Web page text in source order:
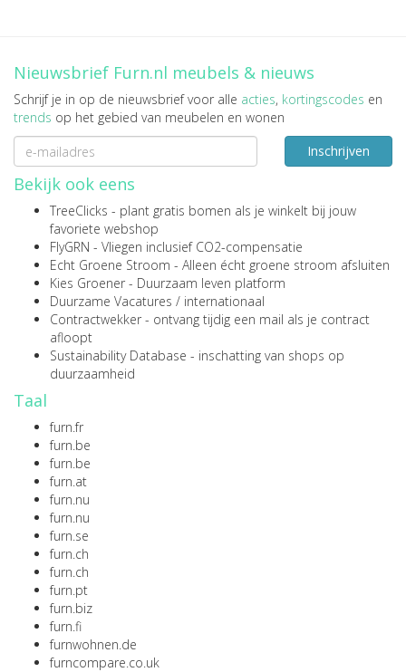
Nieuwsbrief Furn.nl meubels & nieuws
Schrijf je in op de nieuwsbrief voor alle acties, kortingscodes en
trends op het gebied van meubelen en wonen
Inschrijven
Bekijk ook eens
TreeClicks - plant gratis bomen als je winkelt bij jouw
favoriete webshop
FlyGRN - Vliegen inclusief CO2-compensatie
Echt Groene Stroom - Alleen écht groene stroom afsluiten
Kies Groener - Duurzaam leven platform
Duurzame Vacatures / internationaal
Contractwekker - ontvang tijdig een mail als je contract
afloopt
Sustainability Database - inschatting van shops op
duurzaamheid
Taal
furn.fr
furn.be
furn.be
furn.at
furn.nu
furn.nu
furn.se
furn.ch
furn.ch
furn.pt
furn.biz
furn.fi
furnwohnen.de
furncompare.co.uk